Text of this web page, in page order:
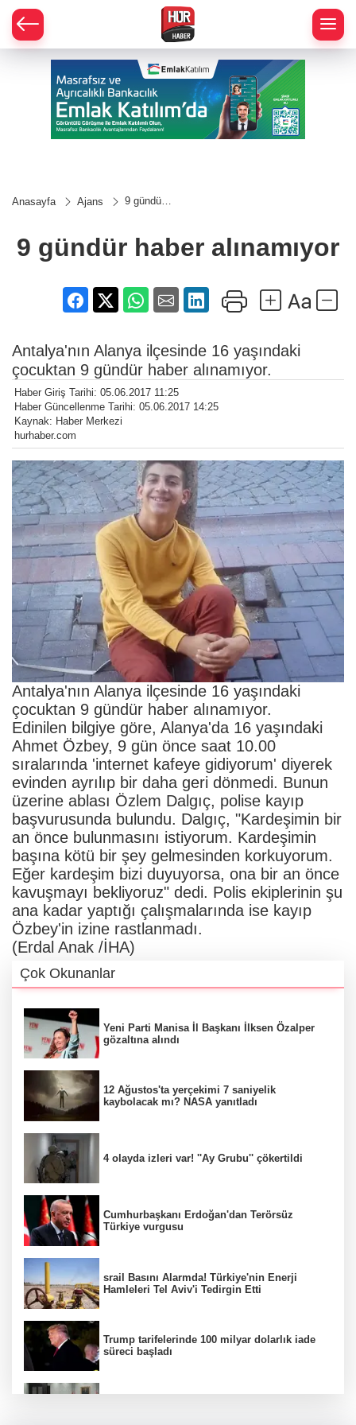
Anasayfa Ajans
9 gündür
9 gündür haber alınamıyor
Antalya'nın Alanya ilçesinde 16 yaşındaki
çocuktan 9 gündür haber alınamıyor.
Haber Giriş Tarihi: 05.06.2017 11:25
Haber Güncellenme Tarihi: 05.06.2017 14:25
Kaynak: Haber Merkezi
hurhaber.com
Antalya'nın Alanya ilçesinde 16 yaşındaki
çocuktan 9 gündür haber alınamıyor.
Edinilen bilgiye göre, Alanya'da 16 yaşındaki
Ahmet Özbey, 9 gün önce saat 10.00
sıralarında 'internet kafeye gidiyorum' diyerek
evinden ayrılıp bir daha geri dönmedi. Bunun
üzerine ablası Özlem Dalgıç, polise kayıp
başvurusunda bulundu. Dalgıç, "Kardeşimin bir
an önce bulunmasını istiyorum. Kardeşimin
başına kötü bir şey gelmesinden korkuyorum.
Eğer kardeşim bizi duyuyorsa, ona bir an önce
kavuşmayı bekliyoruz" dedi. Polis ekiplerinin şu
ana kadar yaptığı çalışmalarında ise kayıp
Özbey'in izine rastlanmadı.
(Erdal Anak /İHA)
Çok Okunanlar
Yeni Parti Manisa İl Başkanı İlksen Özalper
gözaltına alındı
12 Ağustos'ta yerçekimi 7 saniyelik
kaybolacak mı? NASA yanıtladı
4 olayda izleri var! ''Ay Grubu'' çökertildi
Cumhurbaşkanı Erdoğan'dan Terörsüz
Türkiye vurgusu
srail Basını Alarmda! Türkiye'nin Enerji
Hamleleri Tel Aviv'i Tedirgin Etti
Trump tarifelerinde 100 milyar dolarlık iade
süreci başladı